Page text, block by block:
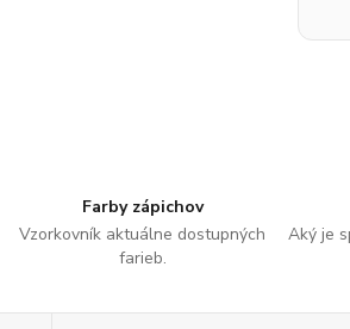
Farby zápichov
Vzorkovník aktuálne dostupných
farieb.
Aký je